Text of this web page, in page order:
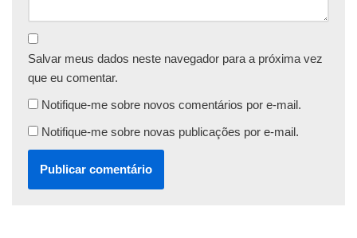
Salvar meus dados neste navegador para a próxima vez
que eu comentar.
Notifique-me sobre novos comentários por e-mail.
Notifique-me sobre novas publicações por e-mail.